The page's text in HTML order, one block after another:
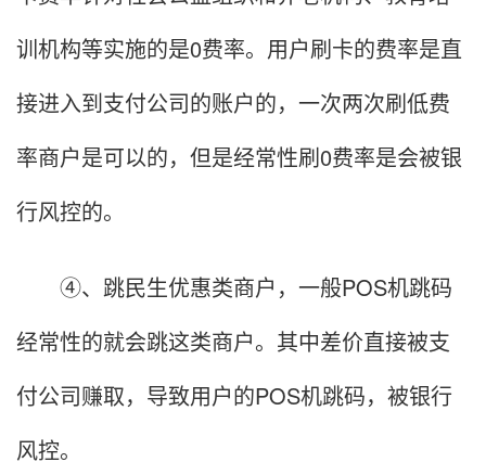
训机构等实施的是0费率。用户刷卡的费率是直
接进入到支付公司的账户的，一次两次刷低费
率商户是可以的，但是经常性刷0费率是会被银
行风控的。
④、跳民生优惠类商户，一般POS机跳码
经常性的就会跳这类商户。其中差价直接被支
付公司赚取，导致用户的POS机跳码，被银行
风控。